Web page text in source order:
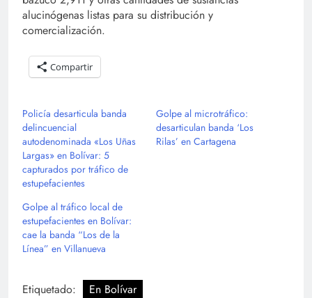
alucinógenas listas para su distribución y
comercialización.
Compartir
Policía desarticula banda
delincuencial
autodenominada «Los Uñas
Largas» en Bolívar: 5
capturados por tráfico de
estupefacientes
Golpe al microtráfico:
desarticulan banda ‘Los
Rilas’ en Cartagena
Golpe al tráfico local de
estupefacientes en Bolívar:
cae la banda “Los de la
Línea” en Villanueva
Etiquetado:
En Bolívar